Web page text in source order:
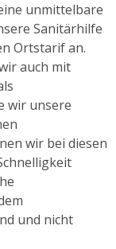
unmittelbare
Sanitärhilfe
Ortstarif an.
auch mit
wir unsere
wir bei diesen
und nicht